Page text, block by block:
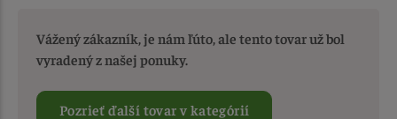
Vážený zákazník, je nám ľúto, ale tento tovar už bol
vyradený z našej ponuky.
Pozrieť ďalší tovar v kategórií